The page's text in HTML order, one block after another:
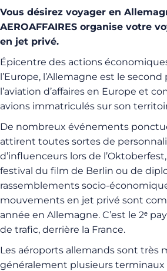
Vous désirez voyager en
AEROAFFAIRES organise votre
en jet privé.
Épicentre des actions
l’Europe, l’Allemagne est le
l’aviation d’affaires en Europe et
avions immatriculés sur son
De nombreux événements
attirent toutes sortes de
d’influenceurs lors de
festival du film de Berlin ou de
rassemblements socio-
mouvements en jet privé sont
année en Allemagne. C’est le 2ᵉ
de trafic, derrière la France.
Les aéroports allemands sont très
généralement plusieurs terminaux